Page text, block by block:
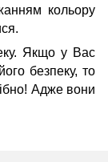
кольору
Якщо у Вас
безпеку, то
Адже вони